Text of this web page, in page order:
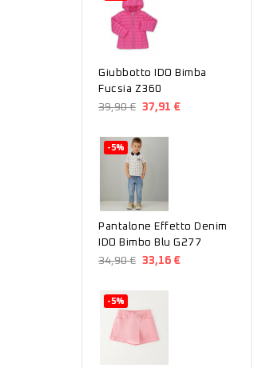
Giubbotto IDO Bimba
Fucsia Z360
39,90 € 37,91 €
Pantalone Effetto Denim
IDO Bimbo Blu G277
34,90 €
-5%
33,16 €
-5%